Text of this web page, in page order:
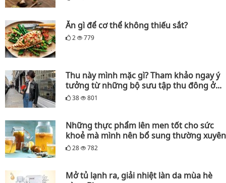
Ăn gì để cơ thể không thiếu sắt?
2 779
Thu này mình mặc gì? Tham khảo ngay ý
tưởng từ những bộ sưu tập thu đông ở...
38 801
Những thực phẩm lên men tốt cho sức
khoẻ mà mình nên bổ sung thường xuyên
28 782
Mở tủ lạnh ra, giải nhiệt làn da mùa hè